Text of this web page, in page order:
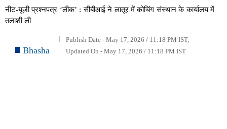
नीट-यूजी प्रश्नपत्र ‘लीक’ : सीबीआई ने लातूर में कोचिंग संस्थान के कार्यालय में
तलाशी ली
Bhasha
Publish Date - May 17, 2026 / 11:18 PM IST,
Updated On - May 17, 2026 / 11:18 PM IST